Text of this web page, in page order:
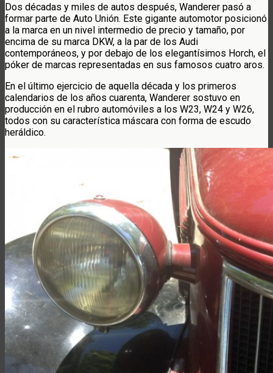
Dos décadas y miles de autos después, Wanderer pasó a
formar parte de Auto Unión. Este gigante automotor posicionó
a la marca en un nivel intermedio de precio y tamaño, por
encima de su marca DKW, a la par de los Audi
contemporáneos, y por debajo de los elegantísimos Horch, el
póker de marcas representadas en sus famosos cuatro aros.
En el último ejercicio de aquella década y los primeros
calendarios de los años cuarenta, Wanderer sostuvo en
producción en el rubro automóviles a los W23, W24 y W26,
todos con su característica máscara con forma de escudo
heráldico.